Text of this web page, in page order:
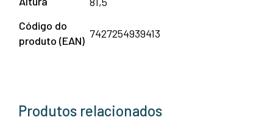
Código do
produto (EAN)
7427254939413
Produtos relacionados